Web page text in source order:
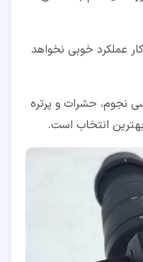
عملکرد خوبی نخواهد
نجوم، حشرات و پرتره
انتخاب است.